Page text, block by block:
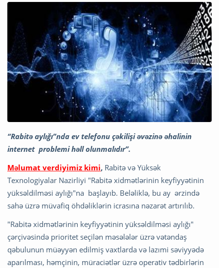
“Rabitə aylığı”nda ev telefonu çəkilişi əvəzinə əhalinin
internet problemi həll olunmalıdır”.
Məlumat verdiyimiz kimi, Rabitə və Yüksək
Texnologiyalar Nazirliyi "Rabitə xidmətlərinin keyfiyyətinin
yüksəldilməsi aylığı"na başlayıb. Beləliklə, bu ay ərzində
sahə üzrə müvafiq öhdəliklərin icrasına nəzarət artırılıb.
"Rabitə xidmətlərinin keyfiyyətinin yüksəldilməsi aylığı"
çərçivəsində prioritet seçilən məsələlər üzrə vətəndaş
qəbulunun müəyyən edilmiş vaxtlarda və lazımi səviyyədə
aparılması, həmçinin, müraciətlər üzrə operativ tədbirlərin